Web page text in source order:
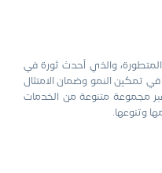
والذي أحدث ثورة في
في تمكين النمو وضمان الامتثال
مجموعة متنوعة من الخدمات
وتنوعها.